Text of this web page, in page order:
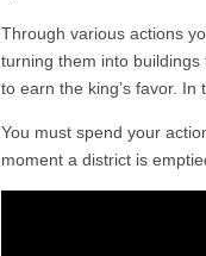
Through various actions
turning them into
to earn the king’s favor.
You must spend your
moment a district is